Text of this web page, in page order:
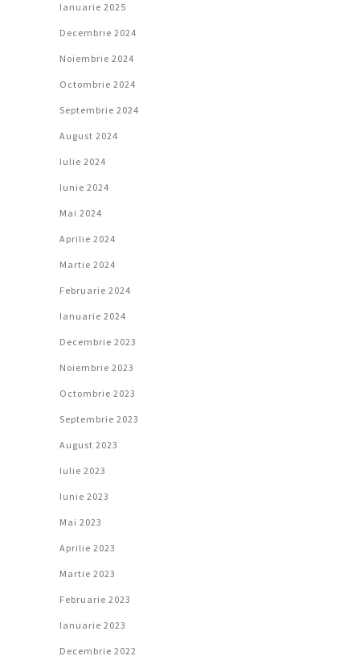
Ianuarie 2025
Decembrie 2024
Noiembrie 2024
Octombrie 2024
Septembrie 2024
August 2024
Iulie 2024
Iunie 2024
Mai 2024
Aprilie 2024
Martie 2024
Februarie 2024
Ianuarie 2024
Decembrie 2023
Noiembrie 2023
Octombrie 2023
Septembrie 2023
August 2023
Iulie 2023
Iunie 2023
Mai 2023
Aprilie 2023
Martie 2023
Februarie 2023
Ianuarie 2023
Decembrie 2022